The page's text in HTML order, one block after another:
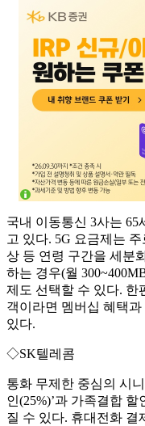
국내 이동통신 3사는
고 있다. 5G 요금제는 주
상 등 연령 구간을 세분
하는 경우(월
제도 선택할 수 있다. 한
객이라면 멤버십 혜택
있다.
◇SK텔레콤
통화 무제한 중심의 시
인(25%)’과 가족결합
질 수 있다. 휴대전화 결